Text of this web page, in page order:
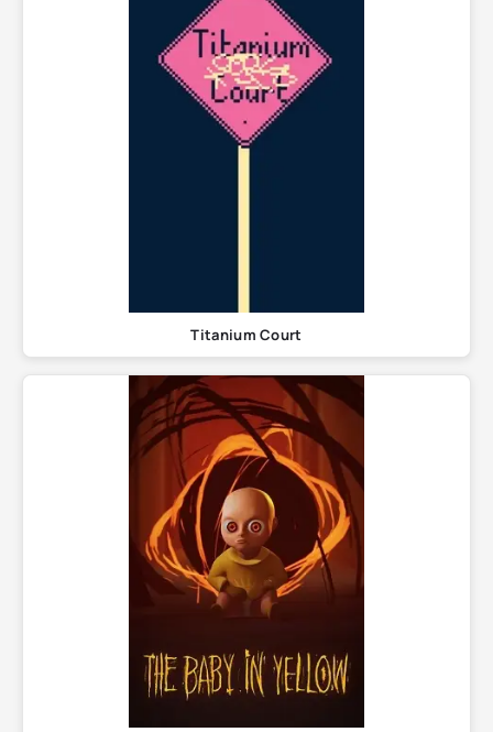
Titanium Court